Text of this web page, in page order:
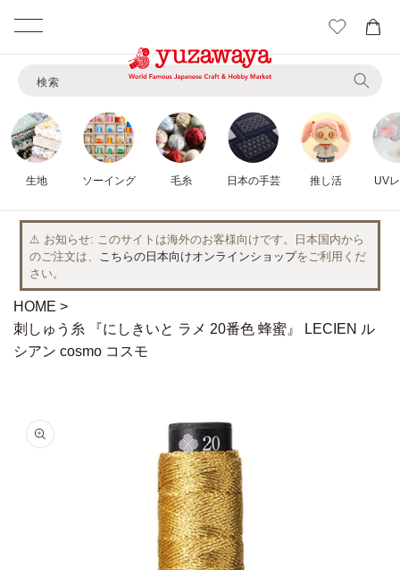
ンツに
進む
ー
検索
生地 ソーイング 毛糸 日本の手芸 推し活 UV
⚠️ お知らせ
このサイトは海外のお客様向けです。日本国内から
のご注文は、
こちらの日本向けオンラインショップをご利用くだ
さい。
HOME
刺しゅう糸 『にしきいと ラメ 20番色 蜂蜜』 LECIEN ル
シアン cosmo コスモ
報にス
キップ